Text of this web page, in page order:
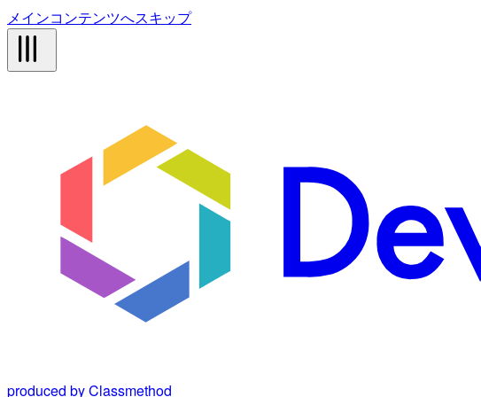
メインコンテンツへスキップ
produced by Classmethod